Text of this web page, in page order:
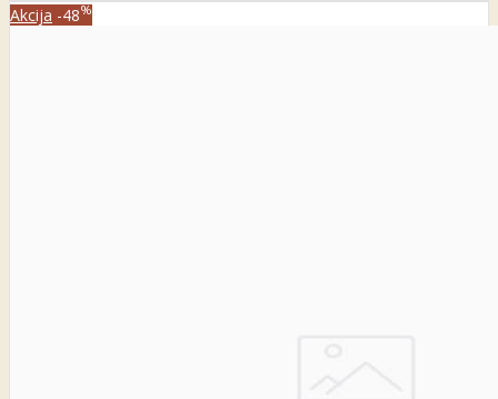
Akcija -48%